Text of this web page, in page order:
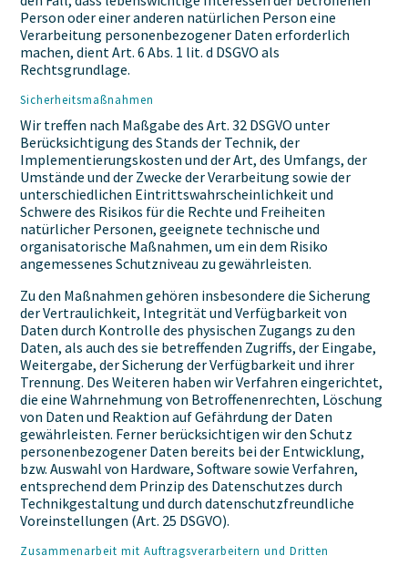
Person oder einer anderen natürlichen Person eine
Verarbeitung personenbezogener Daten erforderlich
machen, dient Art. 6 Abs. 1 lit. d DSGVO als
Rechtsgrundlage.
Sicherheitsmaßnahmen
Wir treffen nach Maßgabe des Art. 32 DSGVO unter
Berücksichtigung des Stands der Technik, der
Implementierungskosten und der Art, des Umfangs, der
Umstände und der Zwecke der Verarbeitung sowie der
unterschiedlichen Eintrittswahrscheinlichkeit und
Schwere des Risikos für die Rechte und Freiheiten
natürlicher Personen, geeignete technische und
organisatorische Maßnahmen, um ein dem Risiko
angemessenes Schutzniveau zu gewährleisten.
Zu den Maßnahmen gehören insbesondere die Sicherung
der Vertraulichkeit, Integrität und Verfügbarkeit von
Daten durch Kontrolle des physischen Zugangs zu den
Daten, als auch des sie betreffenden Zugriffs, der Eingabe,
Weitergabe, der Sicherung der Verfügbarkeit und ihrer
Trennung. Des Weiteren haben wir Verfahren eingerichtet,
die eine Wahrnehmung von Betroffenenrechten, Löschung
von Daten und Reaktion auf Gefährdung der Daten
gewährleisten. Ferner berücksichtigen wir den Schutz
personenbezogener Daten bereits bei der Entwicklung,
bzw. Auswahl von Hardware, Software sowie Verfahren,
entsprechend dem Prinzip des Datenschutzes durch
Technikgestaltung und durch datenschutzfreundliche
Voreinstellungen (Art. 25 DSGVO).
Zusammenarbeit mit Auftragsverarbeitern und Dritten